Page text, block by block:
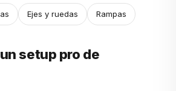
Ejes y ruedas Rampas
setup pro de